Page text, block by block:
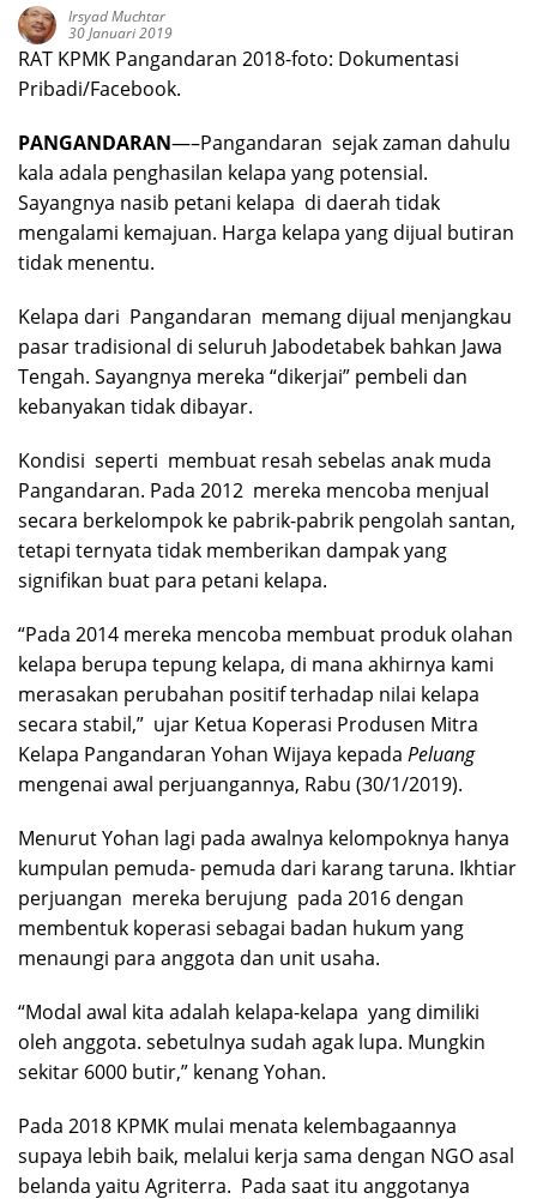
Irsyad Muchtar
30 Januari 2019
RAT KPMK Pangandaran 2018-foto: Dokumentasi
Pribadi/Facebook.
PANGANDARAN—–Pangandaran sejak zaman dahulu
kala adala penghasilan kelapa yang potensial.
Sayangnya nasib petani kelapa di daerah tidak
mengalami kemajuan. Harga kelapa yang dijual butiran
tidak menentu.
Kelapa dari Pangandaran memang dijual menjangkau
pasar tradisional di seluruh Jabodetabek bahkan Jawa
Tengah. Sayangnya mereka “dikerjai” pembeli dan
kebanyakan tidak dibayar.
Kondisi seperti membuat resah sebelas anak muda
Pangandaran. Pada 2012 mereka mencoba menjual
secara berkelompok ke pabrik-pabrik pengolah santan,
tetapi ternyata tidak memberikan dampak yang
signifikan buat para petani kelapa.
“Pada 2014 mereka mencoba membuat produk olahan
kelapa berupa tepung kelapa, di mana akhirnya kami
merasakan perubahan positif terhadap nilai kelapa
secara stabil,” ujar Ketua Koperasi Produsen Mitra
Kelapa Pangandaran Yohan Wijaya kepada Peluang
mengenai awal perjuangannya, Rabu (30/1/2019).
Menurut Yohan lagi pada awalnya kelompoknya hanya
kumpulan pemuda- pemuda dari karang taruna. Ikhtiar
perjuangan mereka berujung pada 2016 dengan
membentuk koperasi sebagai badan hukum yang
menaungi para anggota dan unit usaha.
“Modal awal kita adalah kelapa-kelapa yang dimiliki
oleh anggota. sebetulnya sudah agak lupa. Mungkin
sekitar 6000 butir,” kenang Yohan.
Pada 2018 KPMK mulai menata kelembagaannya
supaya lebih baik, melalui kerja sama dengan NGO asal
belanda yaitu Agriterra. Pada saat itu anggotanya